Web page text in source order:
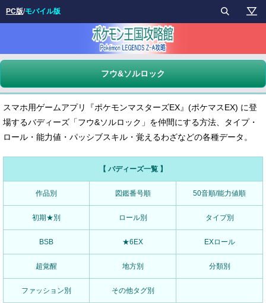
フウ&ソルロック
スマホ用ゲームアプリ『ポケモンマスターズEX』(ポケマスEX) に登
場するバディーズ「フウ&ソルロック」を仲間にする方法、タイプ・
ロール・能力値・パッシブスキル・覚えるわざなどの各種データ。
【 バディーズ一覧 】
作品別 図鑑番号順 50音順/能力値順
初期★別 ロール別 タイプ別
BSB ★6EX EXロール
超覚醒 地方別 分類別
ファッション別 その他タグ別
PC版/モバイル版